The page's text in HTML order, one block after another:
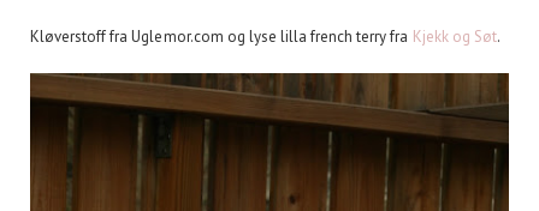
Kløverstoff fra Uglemor.com og lyse lilla french terry fra Kjekk og Søt.